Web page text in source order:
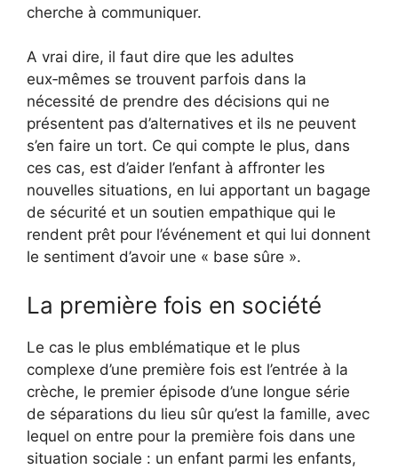
cherche à communiquer.
A vrai dire, il faut dire que les adultes
eux‑mêmes se trouvent parfois dans la
nécessité de prendre des décisions qui ne
présentent pas d’alternatives et ils ne peuvent
s’en faire un tort. Ce qui compte le plus, dans
ces cas, est d’aider l’enfant à affronter les
nouvelles situations, en lui apportant un bagage
de sécurité et un soutien empathique qui le
rendent prêt pour l’événement et qui lui donnent
le sentiment d’avoir une « base sûre ».
La première fois en société
Le cas le plus emblématique et le plus
complexe d’une première fois est l’entrée à la
crèche, le premier épisode d’une longue série
de séparations du lieu sûr qu’est la famille, avec
lequel on entre pour la première fois dans une
situation sociale : un enfant parmi les enfants,